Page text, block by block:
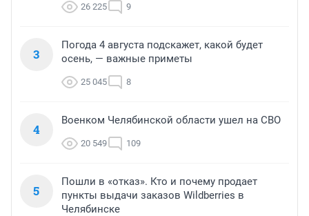
26 225 9
3
Погода 4 августа подскажет, какой будет
осень, — важные приметы
25 045 8
4
Военком Челябинской области ушел на СВО
20 549 109
5
Пошли в «отказ». Кто и почему продает
пункты выдачи заказов Wildberries в
Челябинске